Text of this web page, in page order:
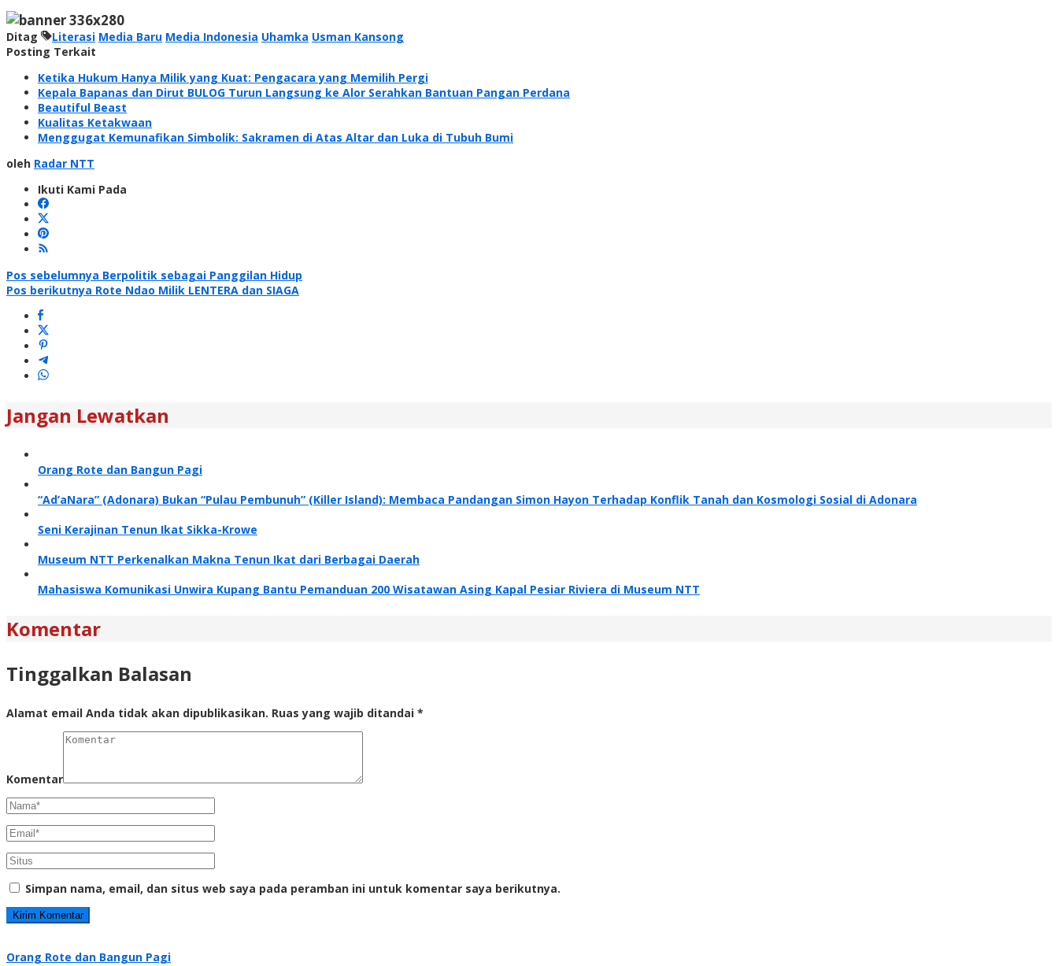
Ditag Literasi Media Baru Media Indonesia Uhamka Usman Kansong
Posting Terkait
Ketika Hukum Hanya Milik yang Kuat: Pengacara yang Memilih Pergi
Kepala Bapanas dan Dirut BULOG Turun Langsung ke Alor Serahkan Bantuan Pangan Perdana
Beautiful Beast
Kualitas Ketakwaan
Menggugat Kemunafikan Simbolik: Sakramen di Atas Altar dan Luka di Tubuh Bumi
oleh Radar NTT
Ikuti Kami Pada
Navigasi
pos
Pos sebelumnya Berpolitik sebagai Panggilan Hidup
Pos berikutnya Rote Ndao Milik LENTERA dan SIAGA
Jangan Lewatkan
Orang Rote dan Bangun Pagi
“Ad’aNara” (Adonara) Bukan “Pulau Pembunuh” (Killer Island): Membaca Pandangan Simon Hayon Terhadap Konflik Tanah dan Kosmologi Sosial di Adonara
Seni Kerajinan Tenun Ikat Sikka-Krowe
Museum NTT Perkenalkan Makna Tenun Ikat dari Berbagai Daerah
Mahasiswa Komunikasi Unwira Kupang Bantu Pemanduan 200 Wisatawan Asing Kapal Pesiar Riviera di Museum NTT
Komentar
Tinggalkan Balasan
Alamat email Anda tidak akan dipublikasikan. Ruas yang wajib ditandai *
Komentar
Simpan nama, email, dan situs web saya pada peramban ini untuk komentar saya berikutnya.
Orang Rote dan Bangun Pagi